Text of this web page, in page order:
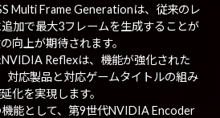
Multi Frame Generationは、従来のレ
加で最大3フレームを生成することが
向上が期待されます。
Reflexは、機能が強化された
対応製品と対応ゲームタイトルの組み
化を実現します。
能として、第9世代NVIDIA Encoder